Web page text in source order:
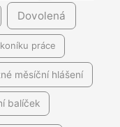
Dovolená
práce
měsíční hlášení
balíček